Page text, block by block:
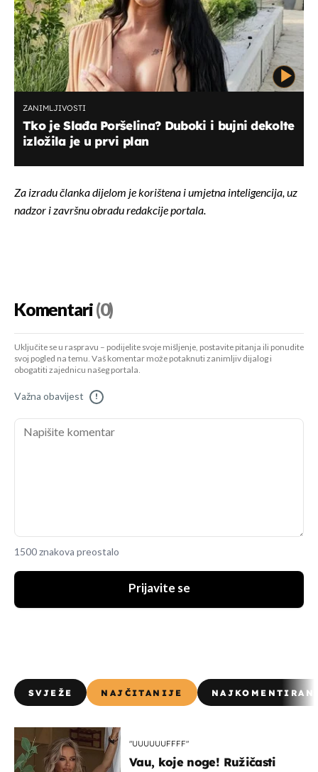
ZANIMLJIVOSTI
Tko je Slađa Poršelina? Duboki i bujni dekolte
izložila je u prvi plan
Za izradu članka dijelom je korištena i umjetna inteligencija, uz
nadzor i završnu obradu redakcije portala.
Komentari(0)
Uključite se u raspravu – podijelite svoje mišljenje, postavite pitanja ili ponudite
svoj pogled na temu. Vaš komentar može potaknuti zanimljiv dijalog i
obogatiti zajednicu našeg portala.
Važna obavijest !
1500 znakova preostalo
Prijavite se
SVJEŽE NAJČITANIJE
"UUUUUUFFFF"
Vau, koje noge! Ružičasti